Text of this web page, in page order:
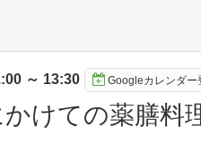
～ 13:30 Googleカレンダー
けての薬膳料